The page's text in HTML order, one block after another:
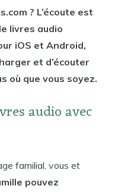
? L’écoute est
livres audio
iOS et Android,
et d’écouter
où que vous soyez.
audio avec
familial, vous et
pouvez